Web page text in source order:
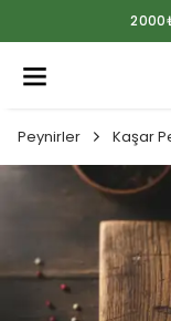
Peynirler Kaşar